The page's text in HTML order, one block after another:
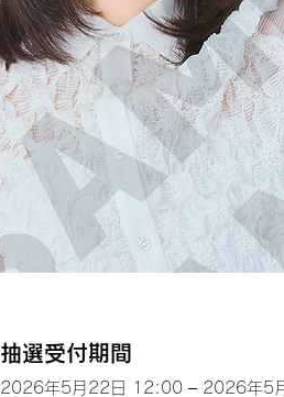
抽選受付期間
2026年5月22日 12:00 – 2026年5